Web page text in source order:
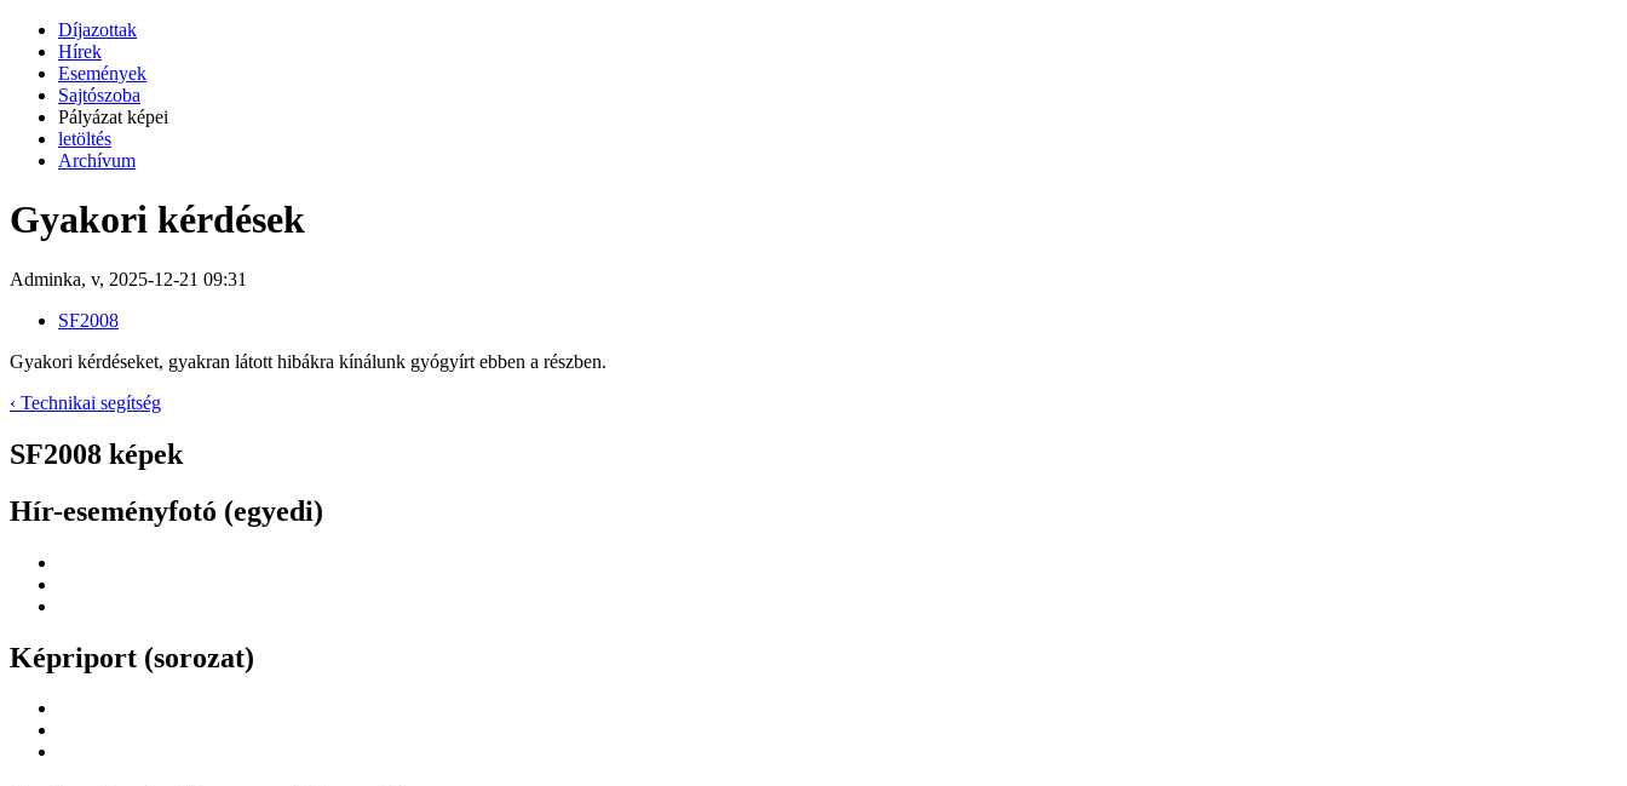
Díjazottak
Hírek
Események
Sajtószoba
Pályázat képei
letöltés
Archívum
Gyakori kérdések
Adminka, v, 2025-12-21 09:31
SF2008
Gyakori kérdéseket, gyakran látott hibákra kínálunk gyógyírt ebben a részben.
‹ Technikai segítség
SF2008 képek
Hír-eseményfotó (egyedi)
Képriport (sorozat)